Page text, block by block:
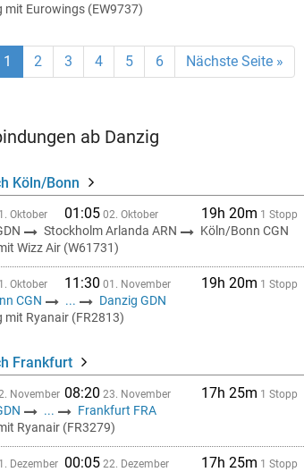
mit Eurowings (EW9737)
1 2 3 4 5 6 Nächste Seite »
ab Danzig
Köln/Bonn
Oktober 01:05 02. Oktober 19h 20m 1 Stopp
Stockholm Arlanda ARN
Köln/Bonn CGN
Wizz Air (W61731)
Oktober 11:30 01. November 19h 20m 1 Stopp
CGN ...
Danzig GDN
mit Ryanair (FR2813)
Frankfurt
November 08:20 23. November 17h 25m 1 Stopp
...
Frankfurt FRA
Ryanair (FR3279)
Dezember 00:05 22. Dezember 17h 25m 1 Stopp